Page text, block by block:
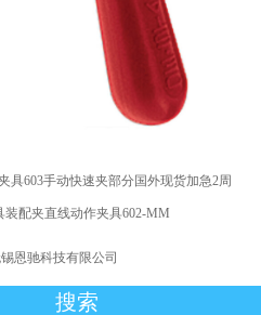
具603手动快速夹部分国外现货加急2周
装配夹直线动作夹具602-MM
搜索
恩驰科技有限公司